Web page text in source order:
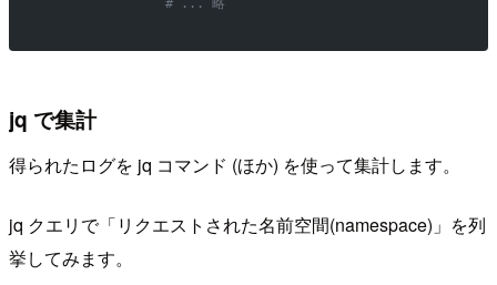
jq で集計
得られたログを jq コマンド (ほか) を使って集計します。
jq クエリで「リクエストされた名前空間(namespace)」を列
挙してみます。